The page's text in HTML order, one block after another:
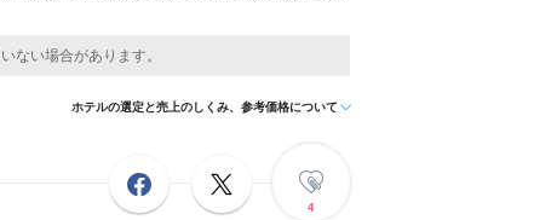
ホテルの選定と売上のしくみ、参考価格について
4